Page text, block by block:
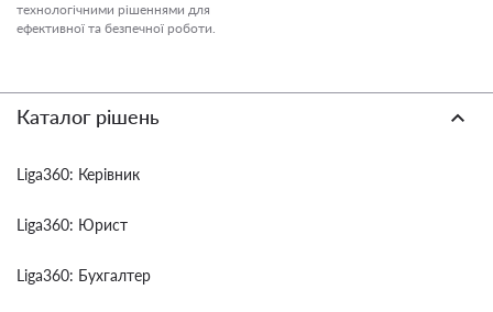
технологічними рішеннями для
ефективної та безпечної роботи.
Каталог рішень
Liga360: Керівник
Liga360: Юрист
Liga360: Бухгалтер